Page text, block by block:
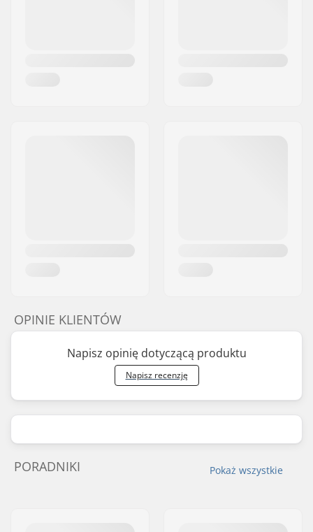
OPINIE KLIENTÓW
Napisz opinię dotyczącą produktu
Napisz recenzję
Pokaż wszystkie
PORADNIKI